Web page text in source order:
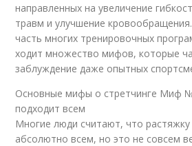
направленных на увеличение
травм и улучшение
часть многих тренировочных
ходит множество мифов, которые
заблуждение даже опытных
Основные мифы о стретчинге Миф
подходит всем
Многие люди считают, что
абсолютно всем, но это не совсем